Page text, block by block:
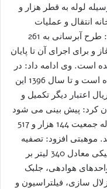
در ثانیه به وسیله لوله به قطر هزار و
تصفیه خانه انتقال و عملیات
پالایش و تصفیه انجام می شود. وی گفت: طرح آبرسانی به 261
شهرستان چابهار از سال 1384 آغاز و برای اجرای آن تا پایان
هزینه شده است. وی ادامه داد: در
سال گذشته 762 میلیارد ریال مصوب شده است و تا سال 1396 این
با هزینه 310 میلیارد ریال اعتبار دیگر تکمیل و
کرد: پیش بینی می شود
با تکمیل این طرح آبرسانی در افق 25 ساله جمعیت 144 هزار و 517
موهبتی افزود: تصفیه
خانه این طرح آبرسانی به ظرفیت هیدرولیکی معادل 340 لیتر بر
هوادهی، جلبک
سازی، فیلتراسیون و